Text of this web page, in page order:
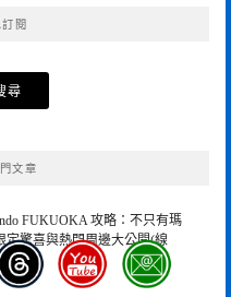
閱
文章
FUKUOKA 攻略：不只有瑪
定驚喜與熱門周邊大公開(線